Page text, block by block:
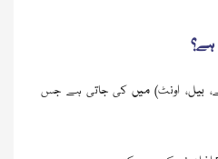
ہے؟
بیل، اونٹ) میں کی جاتی ہے جس